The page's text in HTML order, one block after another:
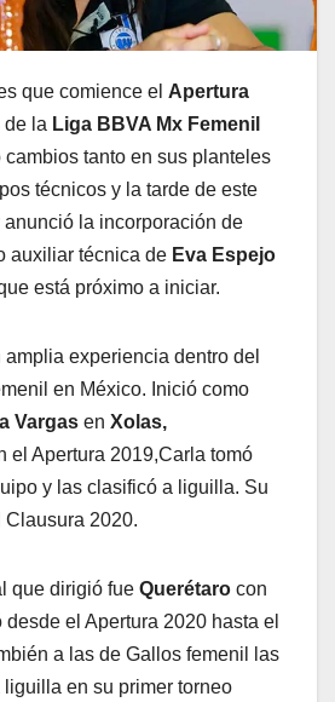
que comience el Apertura
de la Liga BBVA Mx Femenil
tanto en sus planteles
técnicos y la tarde de este
anunció la incorporación de
auxiliar técnica de Eva Espejo
está próximo a iniciar.
experiencia dentro del
en México. Inició como
Vargas en Xolas,
el Apertura 2019,Carla tomó
y las clasificó a liguilla. Su
2020.
que dirigió fue Querétaro con
el Apertura 2020 hasta el
a las de Gallos femenil las
liguilla en su primer torneo